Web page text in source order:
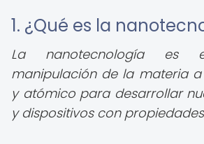
1. ¿Qué es la
La nanotecnología es
manipulación de la materia
y atómico para desarrollar
y dispositivos con